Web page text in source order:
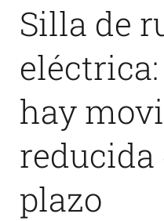
Silla de
hay
reducida
plazo